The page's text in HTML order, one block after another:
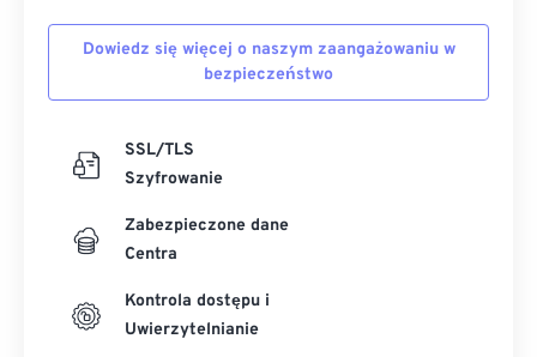
Dowiedz się więcej o naszym zaangażowaniu w
bezpieczeństwo
SSL/TLS
Szyfrowanie
Zabezpieczone dane
Centra
Kontrola dostępu i
Uwierzytelnianie